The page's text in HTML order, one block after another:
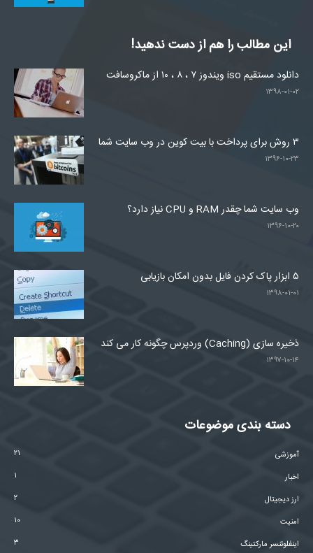
این مطالب را هم از دست ندهید!
دانلود مستقیم iso ویندوز ۷ ، ۸ ، ۱۰ از ماکروسافت
۱۳۹۸-۰۱-۰۲
۳ روش برای پرداخت با بیت کوین در وب سایت شما
۱۳۹۶-۱۰-۲۳
وب سایت شما چقدر RAM و CPU نیاز دارد؟
۱۳۹۶-۱۰-۲۰
۵ ابزار پاک کردن فایل بدون امکان بازیابی
۱۳۹۸-۰۱-۰۱
ذخیره سازی (Caching) وردپرس چگونه کار می کند
۱۳۹۷-۱۰-۱۴
دسته بندی موضوعات
آموزشی
۲۱
اخبار
۱
ارز دیجیتال
۲
امنیت
۱۰
اینفلوئنسر مارکتینگ
۳